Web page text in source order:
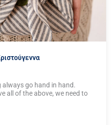
always go hand in hand.
all of the above, we need to